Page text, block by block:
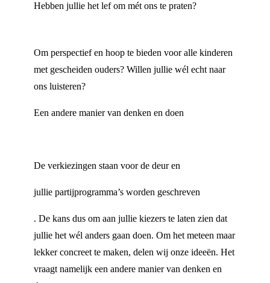
Hebben jullie het lef om mét ons te praten?
Om perspectief en hoop te bieden voor alle kinderen
met gescheiden ouders? Willen jullie wél echt naar
ons luisteren?
Een andere manier van denken en doen
De verkiezingen staan voor de deur en
jullie partijprogramma’s worden geschreven
. De kans dus om aan jullie kiezers te laten zien dat
jullie het wél anders gaan doen. Om het meteen maar
lekker concreet te maken, delen wij onze ideeën. Het
vraagt namelijk een andere manier van denken en